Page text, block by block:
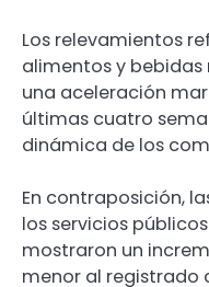
Los relevamientos
alimentos y
una aceleración
últimas cuatro
dinámica de los
En contraposición,
los servicios
mostraron un
menor al registrado